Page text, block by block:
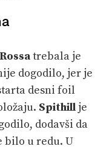
trebala je
dogodilo, jer je
desni foil
Spithill je
dodavši da
bilo u redu. U